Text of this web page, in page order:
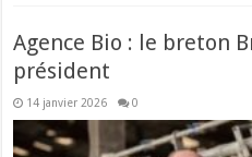
Agence Bio : le breton
président
14 janvier 2026 0